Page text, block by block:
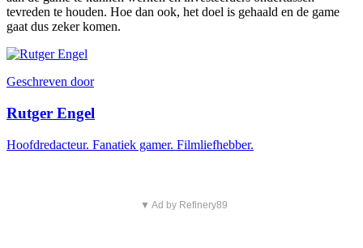
tevreden te houden. Hoe dan ook, het doel is gehaald en de game
gaat dus zeker komen.
Geschreven door
Rutger Engel
Hoofdredacteur. Fanatiek gamer. Filmliefhebber.
▼ Ad by Refinery89